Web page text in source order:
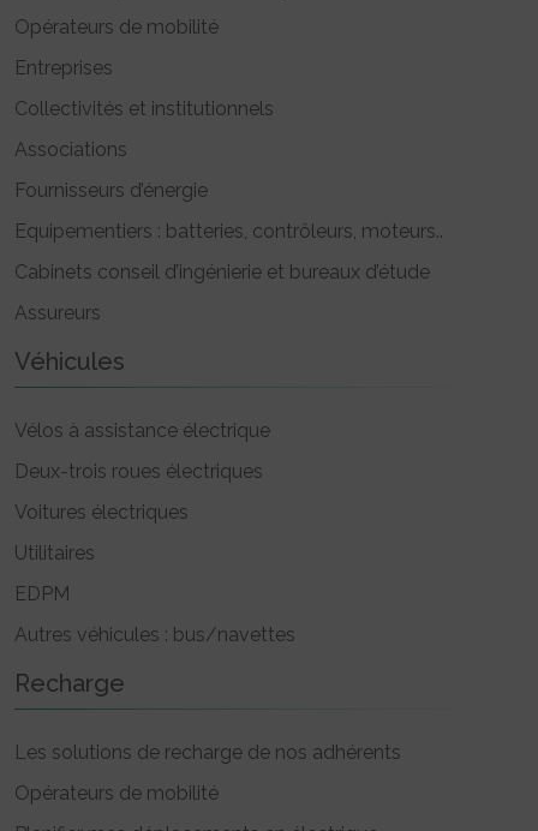
Opérateurs de mobilité
Entreprises
Collectivités et institutionnels
Associations
Fournisseurs d’énergie
Equipementiers : batteries, contrôleurs, moteurs..
Cabinets conseil d’ingénierie et bureaux d’étude
Assureurs
Véhicules
Vélos à assistance électrique
Deux-trois roues électriques
Voitures électriques
Utilitaires
EDPM
Autres véhicules : bus/navettes
Recharge
Les solutions de recharge de nos adhérents
Opérateurs de mobilité